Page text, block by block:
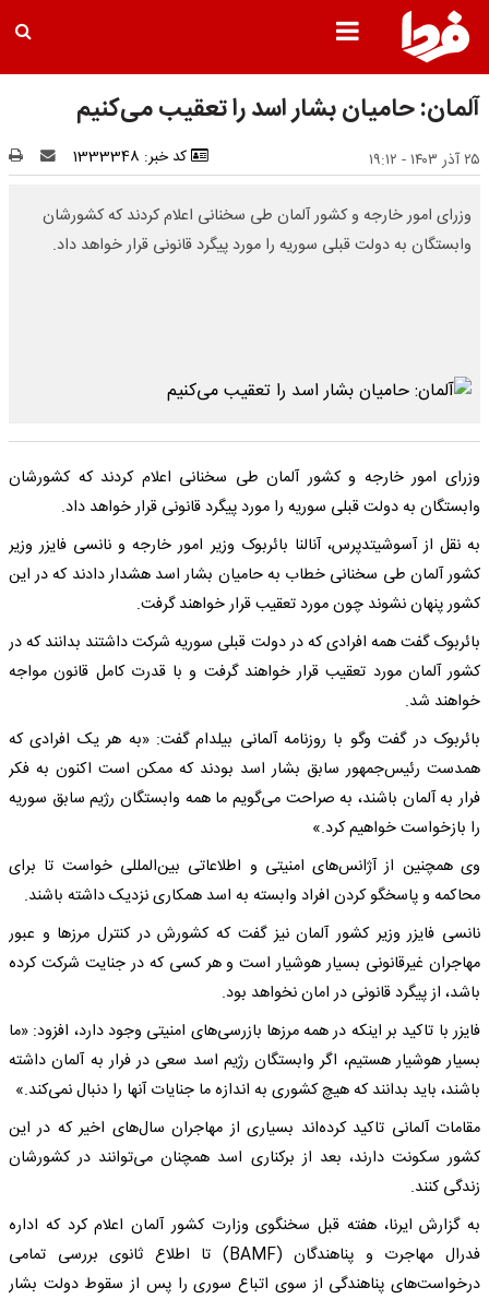
آلمان: حامیان بشار اسد را تعقیب می‌کنیم
۲۵ آذر ۱۴۰۳ - ۱۹:۱۲ کد خبر: 1333348
وزرای امور خارجه و کشور آلمان طی سخنانی اعلام کردند که کشورشان
وابستگان به دولت قبلی سوریه را مورد پیگرد قانونی قرار خواهد داد.
وزرای امور خارجه و کشور آلمان طی سخنانی اعلام کردند که کشورشان
وابستگان به دولت قبلی سوریه را مورد پیگرد قانونی قرار خواهد داد.
به نقل از آسوشیتدپرس، آنالنا بائربوک وزیر امور خارجه و نانسی فایزر وزیر
کشور آلمان طی سخنانی خطاب به حامیان بشار اسد هشدار دادند که در این
کشور پنهان نشوند چون مورد تعقیب قرار خواهند گرفت.
بائربوک گفت همه افرادی که در دولت قبلی سوریه شرکت داشتند بدانند که در
کشور آلمان مورد تعقیب قرار خواهند گرفت و با قدرت کامل قانون مواجه
خواهند شد.
بائربوک در گفت وگو با روزنامه آلمانی بیلدام گفت: «به هر یک افرادی که
همدست رئیس‌جمهور سابق بشار اسد بودند که ممکن است اکنون به فکر
فرار به آلمان باشند، به صراحت می‌گویم ما همه وابستگان رژیم سابق سوریه
را بازخواست خواهیم کرد.»
وی همچنین از آژانس‌های امنیتی و اطلاعاتی بین‌المللی خواست تا برای
محاکمه و پاسخگو کردن افراد وابسته به اسد همکاری نزدیک داشته باشند.
نانسی فایزر وزیر کشور آلمان نیز گفت که کشورش در کنترل مرزها و عبور
مهاجران غیرقانونی بسیار هوشیار است و هر کسی که در جنایت شرکت کرده
باشد، از پیگرد قانونی در امان نخواهد بود.
فایزر با تاکید بر اینکه در همه مرزها بازرسی‌های امنیتی وجود دارد، افزود: «ما
بسیار هوشیار هستیم، اگر وابستگان رژیم اسد سعی در فرار به آلمان داشته
باشند، باید بدانند که هیچ کشوری به اندازه ما جنایات آنها را دنبال نمی‌کند.»
مقامات آلمانی تاکید کرده‌اند بسیاری از مهاجران سال‌های اخیر که در این
کشور سکونت دارند، بعد از برکناری اسد همچنان می‌توانند در کشورشان
زندگی کنند.
به گزارش ایرنا، هفته قبل سخنگوی وزارت کشور آلمان اعلام کرد که اداره
فدرال مهاجرت و پناهندگان (BAMF) تا اطلاع ثانوی بررسی تمامی
درخواست‌های پناهندگی از سوی اتباع سوری را پس از سقوط دولت بشار